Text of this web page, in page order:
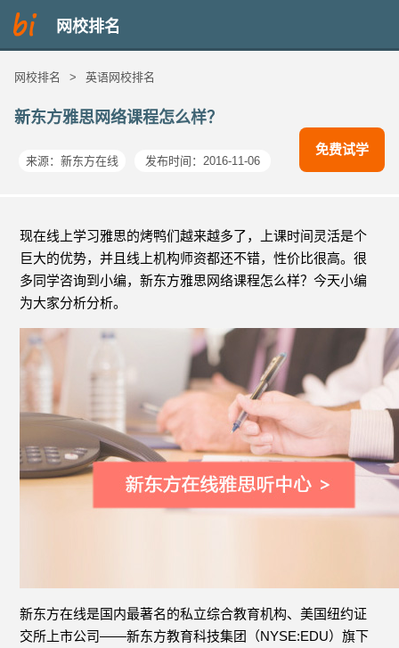
网校排名
网校排名 > 英语网校排名
新东方雅思网络课程怎么样？
来源： 新东方在线 发布时间：2016-11-06
免费试学
现在线上学习雅思的烤鸭们越来越多了，上课时间灵活是个
巨大的优势，并且线上机构师资都还不错，性价比很高。很
多同学咨询到小编，新东方雅思网络课程怎么样？今天小编
为大家分析分析。
新东方在线是国内最著名的私立综合教育机构、美国纽约证
交所上市公司——新东方教育科技集团（NYSE:EDU）旗下